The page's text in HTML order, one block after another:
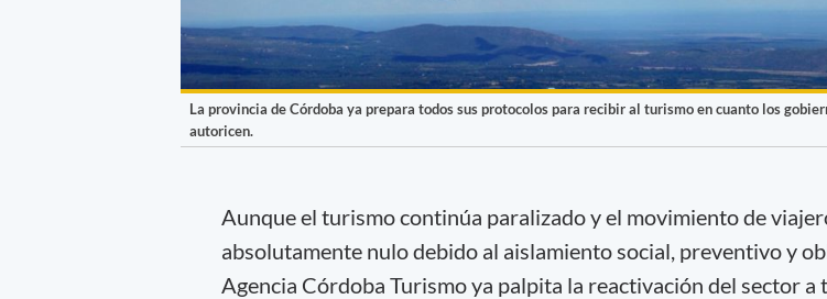
La provincia de Córdoba ya prepara todos sus protocolos para recibir al turismo en cuanto los
autoricen.
Aunque el turismo continúa paralizado y el movimiento de
absolutamente nulo debido al aislamiento social, preventivo y
Agencia Córdoba Turismo ya palpita la reactivación del sector a